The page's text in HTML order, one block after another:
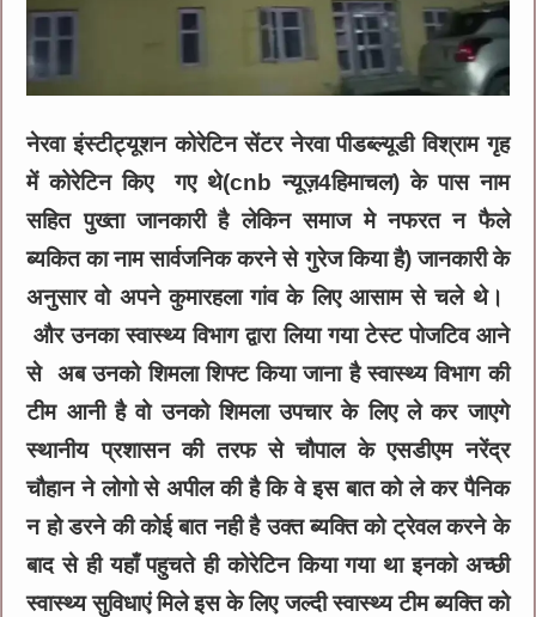
नेरवा इंस्टीट्यूशन कोरेटिन सेंटर नेरवा पीडब्ल्यूडी विश्राम गृह
में कोरेटिन किए गए थे(cnb न्यूज़4हिमाचल) के पास नाम
सहित पुख्ता जानकारी है लेकिन समाज मे नफरत न फैले
ब्यकित का नाम सार्वजनिक करने से गुरेज किया है) जानकारी के
अनुसार वो अपने कुमारहला गांव के लिए आसाम से चले थे।
और उनका स्वास्थ्य विभाग द्वारा लिया गया टेस्ट पोजटिव आने
से अब उनको शिमला शिफ्ट किया जाना है स्वास्थ्य विभाग की
टीम आनी है वो उनको शिमला उपचार के लिए ले कर जाएगे
स्थानीय प्रशासन की तरफ से चौपाल के एसडीएम नरेंद्र
चौहान ने लोगो से अपील की है कि वे इस बात को ले कर पैनिक
न हो डरने की कोई बात नही है उक्त ब्यक्ति को ट्रेवल करने के
बाद से ही यहाँ पहुचते ही कोरेटिन किया गया था इनको अच्छी
स्वास्थ्य सुविधाएं मिले इस के लिए जल्दी स्वास्थ्य टीम ब्यक्ति को